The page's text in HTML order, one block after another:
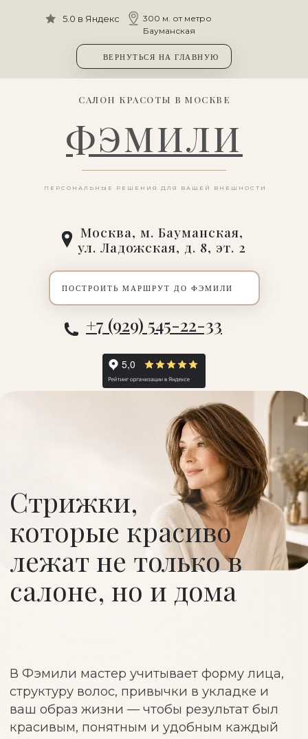
300 м. от метро
Бауманская
5.0 в Яндекс
ВЕРНУТЬСЯ НА ГЛАВНУЮ
ПЕРСОНАЛЬНЫЕ РЕШЕНИЯ ДЛЯ ВАШЕЙ ВНЕШНОСТИ
САЛОН КРАСОТЫ В МОСКВЕ
ФЭМИЛИ
Москва, м. Бауманская,
ул. Ладожская, д. 8, эт. 2
+7 (929) 545-22-33
ПОСТРОИТЬ МАРШРУТ ДО ФЭМИЛИ
которые красиво
салоне, но и дома
В Фэмили мастер учитывает форму лица,
структуру волос, привычки в укладке и
ваш образ жизни — чтобы результат был
красивым, понятным и удобным каждый
день.
ЗАПЛАНИРОВАТЬ ВИЗИТ по
телефону
5.0 на Яндекс Картах
7 дней гарантия